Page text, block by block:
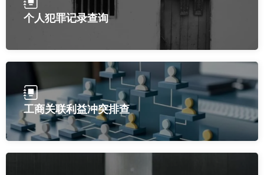
个人犯罪记录查询
工商关联利益冲突排查